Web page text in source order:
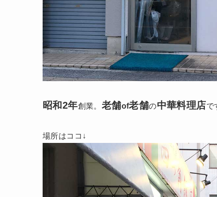
昭和2年創業。 老舗of老舗の中華料理店で
場所はココ↓